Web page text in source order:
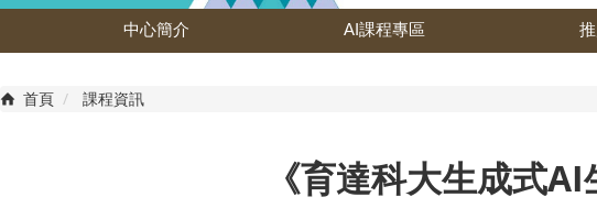
中心簡介 AI課程專區
首頁 課程資訊
《育達科大生成式